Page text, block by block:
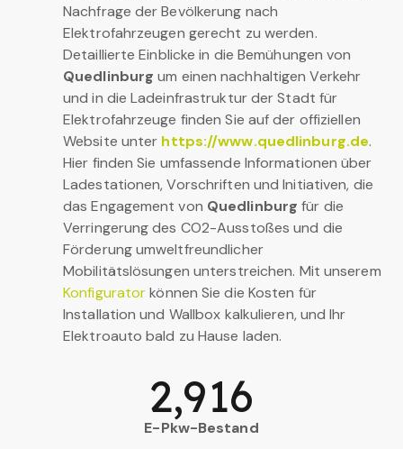
Nachfrage der Bevölkerung nach
Elektrofahrzeugen gerecht zu werden.
Detaillierte Einblicke in die Bemühungen von
Quedlinburg um einen nachhaltigen Verkehr
und in die Ladeinfrastruktur der Stadt für
Elektrofahrzeuge finden Sie auf der offiziellen
Website unter https://www.quedlinburg.de.
Hier finden Sie umfassende Informationen über
Ladestationen, Vorschriften und Initiativen, die
das Engagement von Quedlinburg für die
Verringerung des CO2-Ausstoßes und die
Förderung umweltfreundlicher
Mobilitätslösungen unterstreichen. Mit unserem
Konfiguratorkönnen Sie die Kosten für
Installation und Wallbox kalkulieren, und Ihr
Elektroauto bald zu Hause laden.
E-Pkw-Bestand
2,916